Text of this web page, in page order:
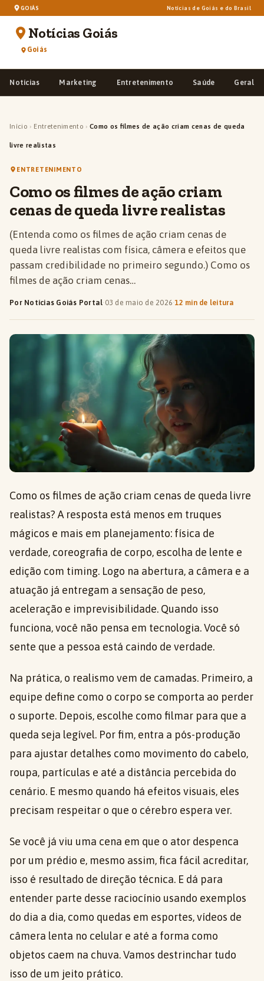
GOIÁS Notícias de Goiás e do Brasil
Notícias Goiás
Goiás
Notícias Marketing Entretenimento Saúde Geral
Início › Entretenimento › Como os filmes de ação criam cenas de queda
livre realistas
ENTRETENIMENTO
Como os filmes de ação criam
cenas de queda livre realistas
(Entenda como os filmes de ação criam cenas de
queda livre realistas com física, câmera e efeitos que
passam credibilidade no primeiro segundo.) Como os
filmes de ação criam cenas…
Por Notícias Goiás Portal· 03 de maio de 2026·12 min de leitura
Como os filmes de ação criam cenas de queda livre
realistas? A resposta está menos em truques
mágicos e mais em planejamento: física de
verdade, coreografia de corpo, escolha de lente e
edição com timing. Logo na abertura, a câmera e a
atuação já entregam a sensação de peso,
aceleração e imprevisibilidade. Quando isso
funciona, você não pensa em tecnologia. Você só
sente que a pessoa está caindo de verdade.
Na prática, o realismo vem de camadas. Primeiro, a
equipe define como o corpo se comporta ao perder
o suporte. Depois, escolhe como filmar para que a
queda seja legível. Por fim, entra a pós-produção
para ajustar detalhes como movimento do cabelo,
roupa, partículas e até a distância percebida do
cenário. E mesmo quando há efeitos visuais, eles
precisam respeitar o que o cérebro espera ver.
Se você já viu uma cena em que o ator despenca
por um prédio e, mesmo assim, fica fácil acreditar,
isso é resultado de direção técnica. E dá para
entender parte desse raciocínio usando exemplos
do dia a dia, como quedas em esportes, vídeos de
câmera lenta no celular e até a forma como
objetos caem na chuva. Vamos destrinchar tudo
isso de um jeito prático.